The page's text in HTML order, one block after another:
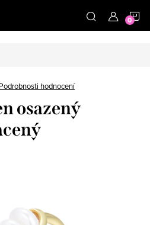
Podrobnosti hodnocení
osazený